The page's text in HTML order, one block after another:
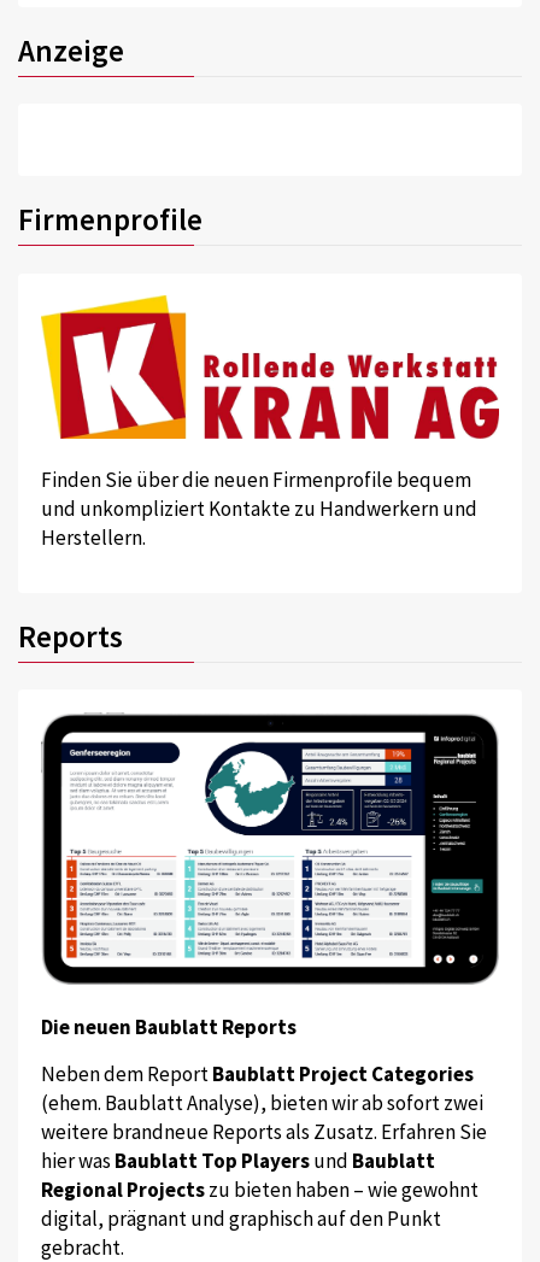
Anzeige
Firmenprofile
Finden Sie über die neuen Firmenprofile bequem
und unkompliziert Kontakte zu Handwerkern und
Herstellern.
Reports
Die neuen Baublatt Reports
Neben dem ReportBaublatt Project Categories
(ehem. Baublatt Analyse), bieten wir ab sofort zwei
weitere brandneue Reports als Zusatz. Erfahren Sie
hier was Baublatt Top Playersund Baublatt
Regional Projectszu bieten haben – wie gewohnt
digital, prägnant und graphisch auf den Punkt
gebracht.